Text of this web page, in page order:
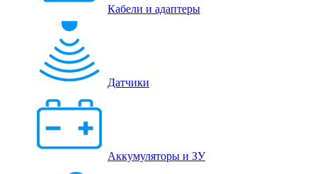
Кабели и адаптеры
Датчики
Аккумуляторы и ЗУ